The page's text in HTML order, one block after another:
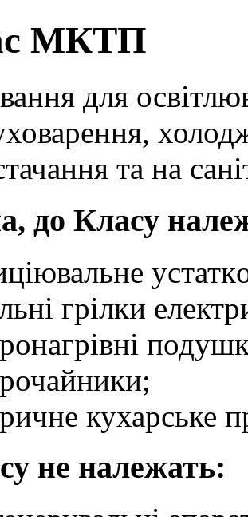
МКТП
для
та на
до Класу
грілки
кухарське
не належать: